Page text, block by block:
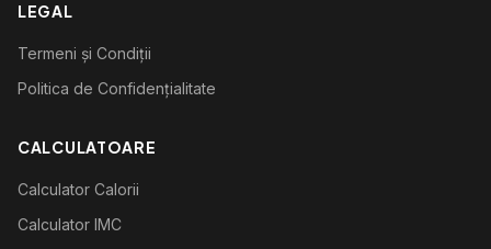
LEGAL
Termeni și Condiții
Politica de Confidențialitate
CALCULATOARE
Calculator Calorii
Calculator IMC